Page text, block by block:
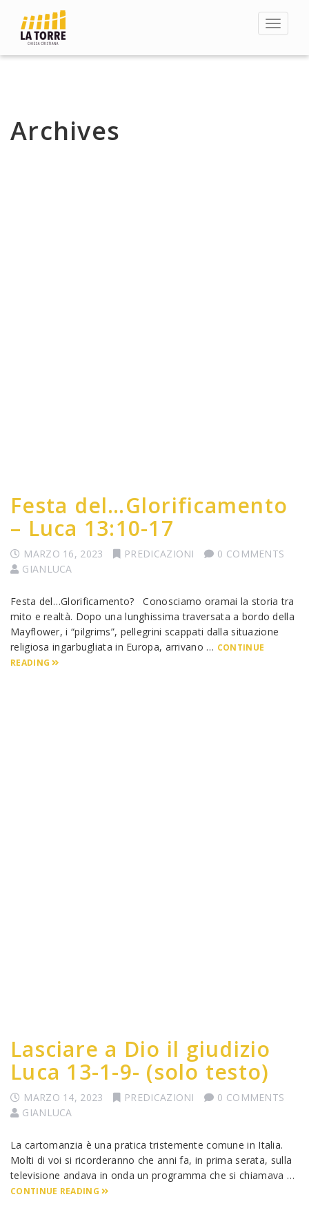
Toggle
Archives
Festa del…Glorificamento
– Luca 13:10-17
MARZO 16, 2023 PREDICAZIONI
0 COMMENTS
GIANLUCA
Festa del…Glorificamento? Conosciamo oramai la storia tra
mito e realtà. Dopo una lunghissima traversata a bordo della
Mayflower, i “pilgrims”, pellegrini scappati dalla situazione
religiosa ingarbugliata in Europa, arrivano … CONTINUE
READING
Lasciare a Dio il giudizio
Luca 13-1-9- (solo testo)
MARZO 14, 2023 PREDICAZIONI
0 COMMENTS
GIANLUCA
La cartomanzia è una pratica tristemente comune in Italia.
Molti di voi si ricorderanno che anni fa, in prima serata, sulla
televisione andava in onda un programma che si chiamava …
CONTINUE READING